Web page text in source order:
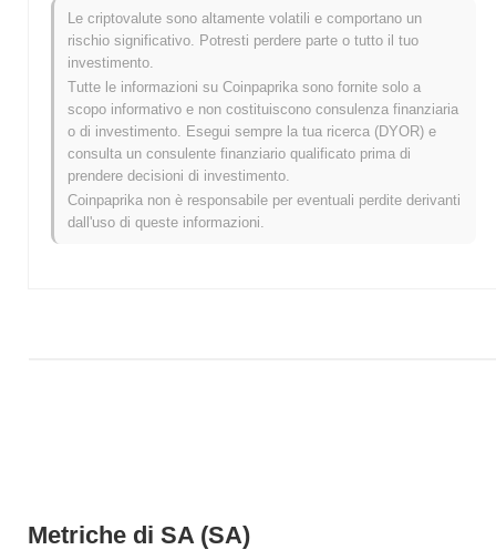
Metriche di SA (SA)
Minimo Storico (ATL):
$0.00
SA è attualmente scambiato ~1.05% al di sotto del suo ATH .
Come si sta comportando SA rispetto al mercato
crypto più ampio?
Negli ultimi 7 giorni, SA ha guadagnato0.00%, sottoperformando
il mercato crypto complessivo che ha registrato un guadagno del
0.81%. Ciò indica un ritardo temporaneo nell'azione del prezzo di
SA rispetto allo slancio del mercato più ampio.
Le criptovalute sono altamente volatili e comportano un
rischio significativo. Potresti perdere parte o tutto il tuo
investimento.
Tutte le informazioni su Coinpaprika sono fornite solo a
scopo informativo e non costituiscono consulenza finanziaria
o di investimento. Esegui sempre la tua ricerca (DYOR) e
consulta un consulente finanziario qualificato prima di
prendere decisioni di investimento.
Coinpaprika non è responsabile per eventuali perdite derivanti
dall'uso di queste informazioni.